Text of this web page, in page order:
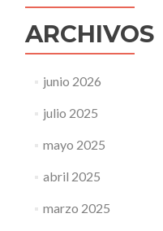
ARCHIVOS
junio 2026
julio 2025
mayo 2025
abril 2025
marzo 2025